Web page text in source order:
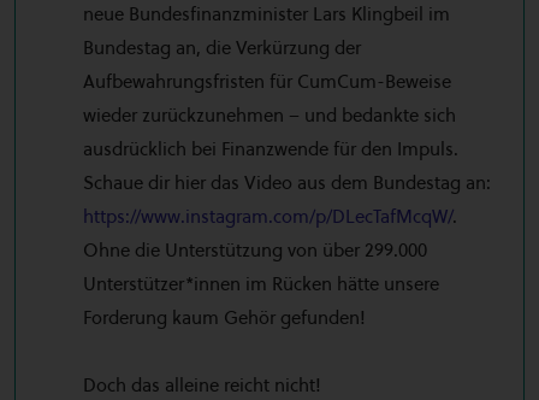
neue Bundesfinanzminister Lars Klingbeil im
Bundestag an, die Verkürzung der
Aufbewahrungsfristen für CumCum-Beweise
wieder zurückzunehmen – und bedankte sich
ausdrücklich bei Finanzwende für den Impuls.
Schaue dir hier das Video aus dem Bundestag an:
https://www.instagram.com/p/DLecTafMcqW/.
Ohne die Unterstützung von über 299.000
Unterstützer*innen im Rücken hätte unsere
Forderung kaum Gehör gefunden!
Doch das alleine reicht nicht!